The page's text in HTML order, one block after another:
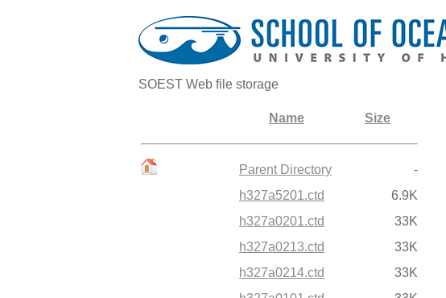
SOEST Web file storage
Name Size
Parent Directory
-
h327a5201.ctd
6.9K
h327a0201.ctd
33K
h327a0213.ctd
33K
h327a0214.ctd
33K